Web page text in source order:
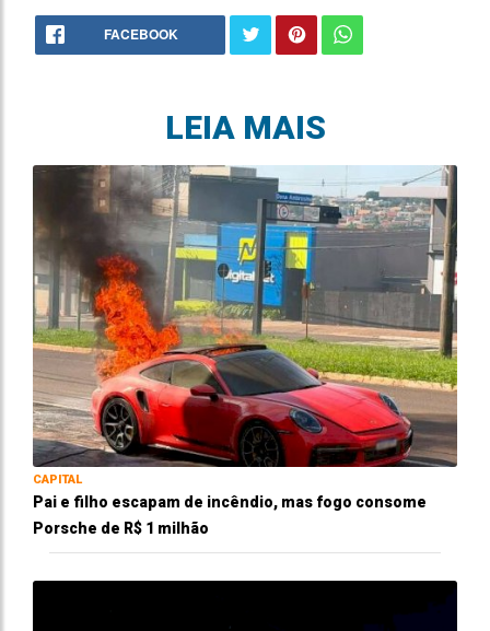
FACEBOOK
LEIA MAIS
CAPITAL
Pai e filho escapam de incêndio, mas fogo consome
Porsche de R$ 1 milhão